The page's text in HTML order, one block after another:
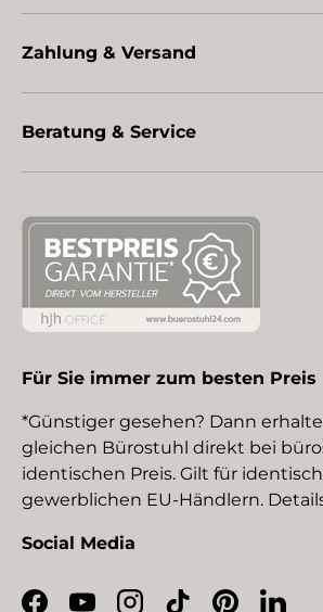
Zahlung & Versand
Beratung & Service
Für Sie immer zum besten Preis
*Günstiger gesehen? Dann
gleichen Bürostuhl direkt bei
identischen Preis. Gilt für
gewerblichen EU-Händlern.
Social Media